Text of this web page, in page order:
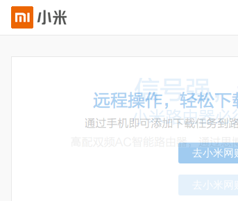
去小米网